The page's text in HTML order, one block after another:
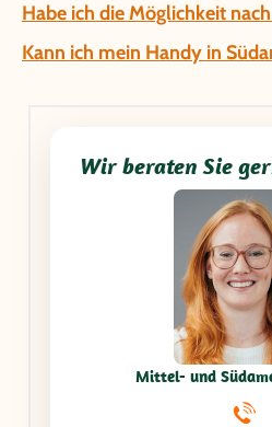
Habe ich die Möglichkeit
Kann ich mein Handy in
Wir beraten Sie
Mittel- und